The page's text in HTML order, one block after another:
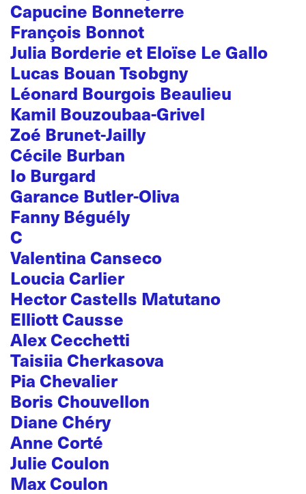
Capucine Bonneterre
François Bonnot
Julia Borderie et Eloïse Le Gallo
Lucas Bouan Tsobgny
Léonard Bourgois Beaulieu
Kamil Bouzoubaa-Grivel
Zoé Brunet-Jailly
Cécile Burban
Io Burgard
Garance Butler-Oliva
Fanny Béguély
C
Valentina Canseco
Loucia Carlier
Hector Castells Matutano
Elliott Causse
Alex Cecchetti
Taisiia Cherkasova
Pia Chevalier
Boris Chouvellon
Diane Chéry
Anne Corté
Julie Coulon
Max Coulon